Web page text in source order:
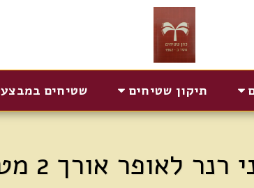
תיקון שטיחים שטיחים במבצע
לאופר אורך 2 מטר